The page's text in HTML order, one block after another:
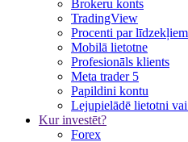
Brokeru konts
TradingView
Procenti par līdzekļiem
Mobilā lietotne
Profesionāls klients
Meta trader 5
Papildini kontu
Lejupielādē lietotni
Kur investēt?
Forex